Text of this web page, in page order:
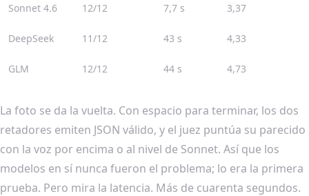
Sonnet 4.6 12/12 7,7 s 3,37
DeepSeek 11/12 43 s 4,33
GLM 12/12 44 s 4,73
La foto se da la vuelta. Con espacio para terminar, los dos
retadores emiten JSON válido, y el juez puntúa su parecido
con la voz por encima o al nivel de Sonnet. Así que los
modelos en sí nunca fueron el problema; lo era la primera
prueba. Pero mira la latencia. Más de cuarenta segundos.